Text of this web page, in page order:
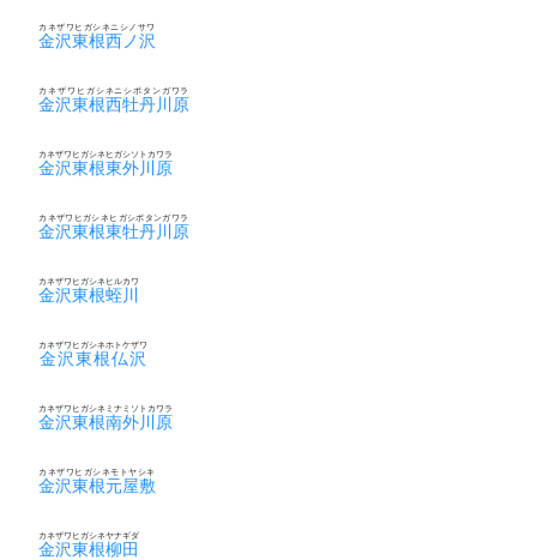
金沢東根西ノ沢
カネザワヒガシネニシノサワ
金沢東根西牡丹川原
カネザワヒガシネニシボタンガワラ
金沢東根東外川原
カネザワヒガシネヒガシソトカワラ
金沢東根東牡丹川原
カネザワヒガシネヒガシボタンガワラ
金沢東根蛭川
カネザワヒガシネヒルカワ
金沢東根仏沢
カネザワヒガシネホトケザワ
金沢東根南外川原
カネザワヒガシネミナミソトカワラ
金沢東根元屋敷
カネザワヒガシネモトヤシキ
金沢東根柳田
カネザワヒガシネヤナギダ